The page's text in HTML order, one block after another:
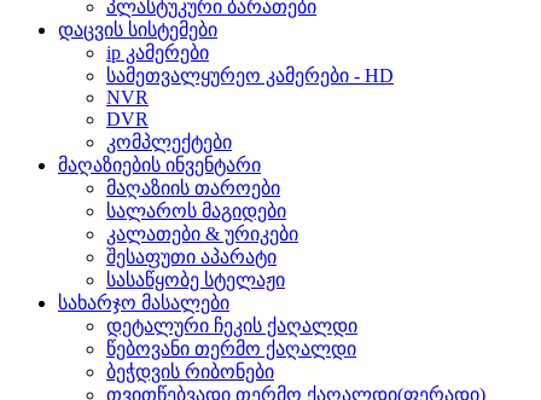
პლასტუკური ბარათები
დაცვის სისტემები
ip კამერები
სამეთვალყურეო კამერები - HD
NVR
DVR
კომპლექტები
მაღაზიების ინვენტარი
მაღაზიის თაროები
სალაროს მაგიდები
კალათები & ურიკები
შესაფუთი აპარატი
სასაწყობე სტელაჟი
სახარჯო მასალები
დეტალური ჩეკის ქაღალდი
წებოვანი თერმო ქაღალდი
ბეჭდვის რიბონები
თვითწებვადი თერმო ქაღალდი(ფერადი)